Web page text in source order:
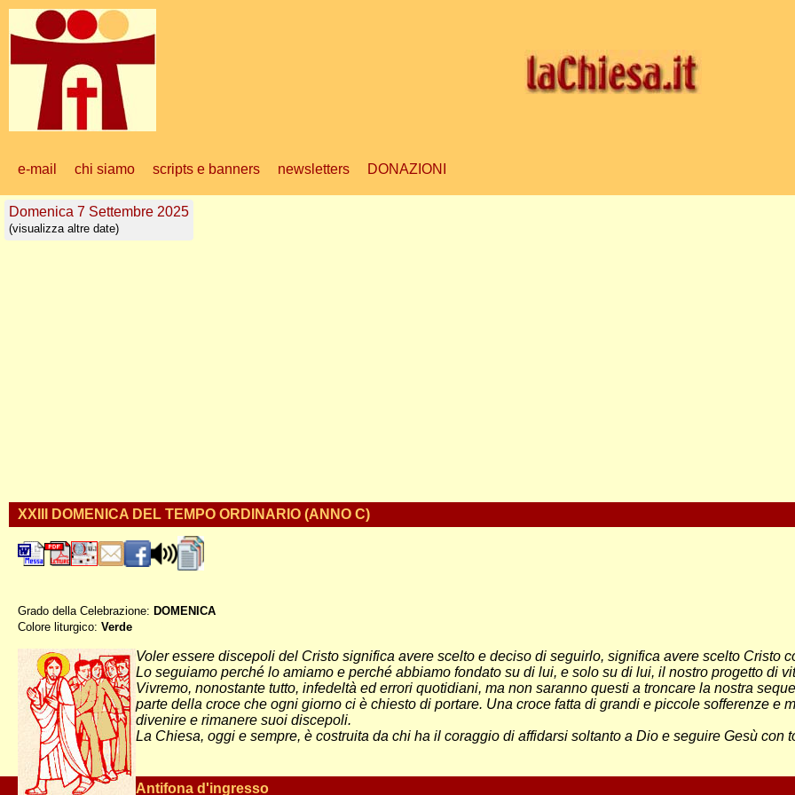
e-mail chi siamo scripts e banners newsletters DONAZIONI
Domenica 7 Settembre 2025
(visualizza altre date)
XXIII DOMENICA DEL TEMPO ORDINARIO (ANNO C)
Grado della Celebrazione: DOMENICA
Colore liturgico: Verde
Voler essere discepoli del Cristo significa avere scelto e deciso di seguirlo, significa avere scelto Cristo
Lo seguiamo perché lo amiamo e perché abbiamo fondato su di lui, e solo su di lui, il nostro progetto di
Vivremo, nonostante tutto, infedeltà ed errori quotidiani, ma non saranno questi a troncare la nostra
parte della croce che ogni giorno ci è chiesto di portare. Una croce fatta di grandi e piccole sofferenze e
divenire e rimanere suoi discepoli.
La Chiesa, oggi e sempre, è costruita da chi ha il coraggio di affidarsi soltanto a Dio e seguire Gesù con
Antifona d'ingresso